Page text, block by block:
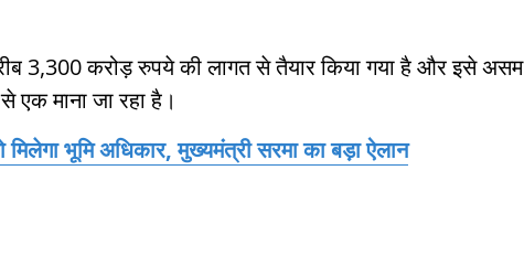
3,300 करोड़ रुपये की लागत से तैयार किया गया है और इसे असम
एक माना जा रहा है।
भूमि अधिकार, मुख्यमंत्री सरमा का बड़ा ऐलान